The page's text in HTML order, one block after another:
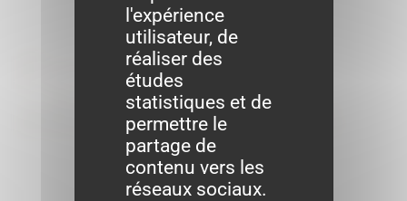
Formalités
administratives
l'expérience
utilisateur, de
réaliser des
études
statistiques et de
permettre le
partage de
contenu vers les
réseaux sociaux.